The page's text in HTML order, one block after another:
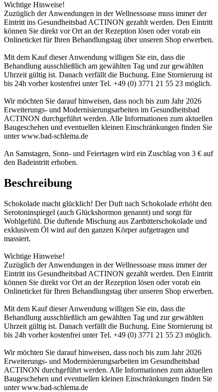
Wichtige Hinweise!
Zuzüglich der Anwendungen in der Wellnessoase muss immer der
Eintritt ins Gesundheitsbad ACTINON gezahlt werden. Den Eintritt
können Sie direkt vor Ort an der Rezeption lösen oder vorab ein
Onlineticket für Ihren Behandlungstag über unseren Shop erwerben.
Mit dem Kauf dieser Anwendung willigen Sie ein, dass die
Behandlung ausschließlich am gewählten Tag und zur gewählten
Uhrzeit gültig ist. Danach verfällt die Buchung. Eine Stornierung ist
bis 24h vorher kostenfrei unter Tel. +49 (0) 3771 21 55 23 möglich.
Wir möchten Sie darauf hinweisen, dass noch bis zum Jahr 2026
Erweiterungs- und Modernisierungsarbeiten im Gesundheitsbad
ACTINON durchgeführt werden. Alle Informationen zum aktuellen
Baugeschehen und eventuellen kleinen Einschränkungen finden Sie
unter www.bad-schlema.de
An Samstagen, Sonn- und Feiertagen wird ein Zuschlag von 3 € auf
den Badeintritt erhoben.
Beschreibung
Schokolade macht glücklich! Der Duft nach Schokolade erhöht den
Serotoninspiegel (auch Glückshormon genannt) und sorgt für
Wohlgefühl. Die duftende Mischung aus Zartbitterschokolade und
exklusivem Öl wird auf den ganzen Körper aufgetragen und
massiert.
Wichtige Hinweise!
Zuzüglich der Anwendungen in der Wellnessoase muss immer der
Eintritt ins Gesundheitsbad ACTINON gezahlt werden. Den Eintritt
können Sie direkt vor Ort an der Rezeption lösen oder vorab ein
Onlineticket für Ihren Behandlungstag über unseren Shop erwerben.
Mit dem Kauf dieser Anwendung willigen Sie ein, dass die
Behandlung ausschließlich am gewählten Tag und zur gewählten
Uhrzeit gültig ist. Danach verfällt die Buchung. Eine Stornierung ist
bis 24h vorher kostenfrei unter Tel. +49 (0) 3771 21 55 23 möglich.
Wir möchten Sie darauf hinweisen, dass noch bis zum Jahr 2026
Erweiterungs- und Modernisierungsarbeiten im Gesundheitsbad
ACTINON durchgeführt werden. Alle Informationen zum aktuellen
Baugeschehen und eventuellen kleinen Einschränkungen finden Sie
unter www.bad-schlema.de